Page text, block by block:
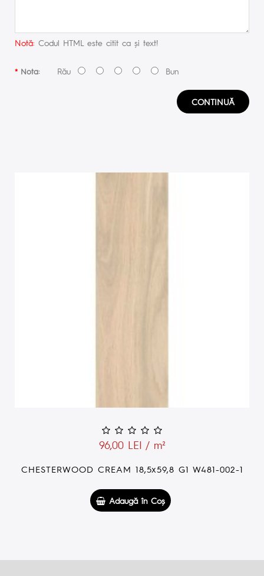
Notă: Codul HTML este citit ca şi text!
Nota:Rău Bun
CONTINUĂ
96,00 LEI / m²
CHESTERWOOD CREAM 18,5x59,8 G1 W481-002-1
Adaugă în Coş